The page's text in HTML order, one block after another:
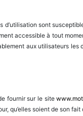
sont
accessible à tout
aux utilisateurs les
fournir sur le site
qu’elles soient de son